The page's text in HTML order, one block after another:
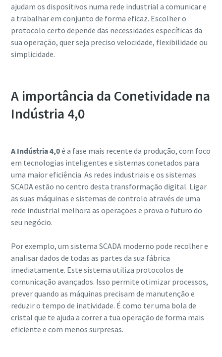
ajudam os dispositivos numa rede industrial a comunicar e
a trabalhar em conjunto de forma eficaz. Escolher o
protocolo certo depende das necessidades específicas da
sua operação, quer seja preciso velocidade, flexibilidade ou
simplicidade.
A importância da Conetividade na
Indústria 4,0
A Indústria 4,0é a fase mais recente da produção, com foco
em tecnologias inteligentes e sistemas conetados para
uma maior eficiência. As redes industriais e os sistemas
SCADA estão no centro desta transformação digital. Ligar
as suas máquinas e sistemas de controlo através de uma
rede industrial melhora as operações e prova o futuro do
seu negócio.
Por exemplo, um sistema SCADA moderno pode recolher e
analisar dados de todas as partes da sua fábrica
imediatamente. Este sistema utiliza protocolos de
comunicação avançados. Isso permite otimizar processos,
prever quando as máquinas precisam de manutenção e
reduzir o tempo de inatividade. É como ter uma bola de
cristal que te ajuda a correr a tua operação de forma mais
eficiente e com menos surpresas.